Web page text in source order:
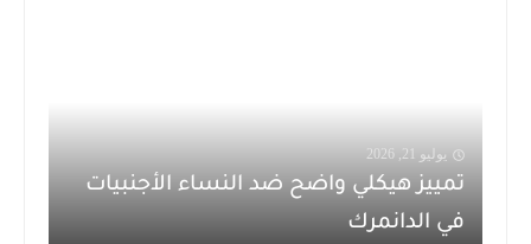
يوليو 21, 2026
تمييز هيكلي واضح ضد النساء الأجنبيات
في الدانمرك